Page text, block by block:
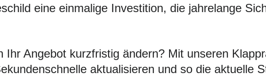
eine einmalige Investition, die jahrelange
Ihr Angebot kurzfristig ändern? Mit unseren
aktualisieren und so die aktuelle